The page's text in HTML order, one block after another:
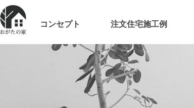
コンセプト 注文住宅施工例